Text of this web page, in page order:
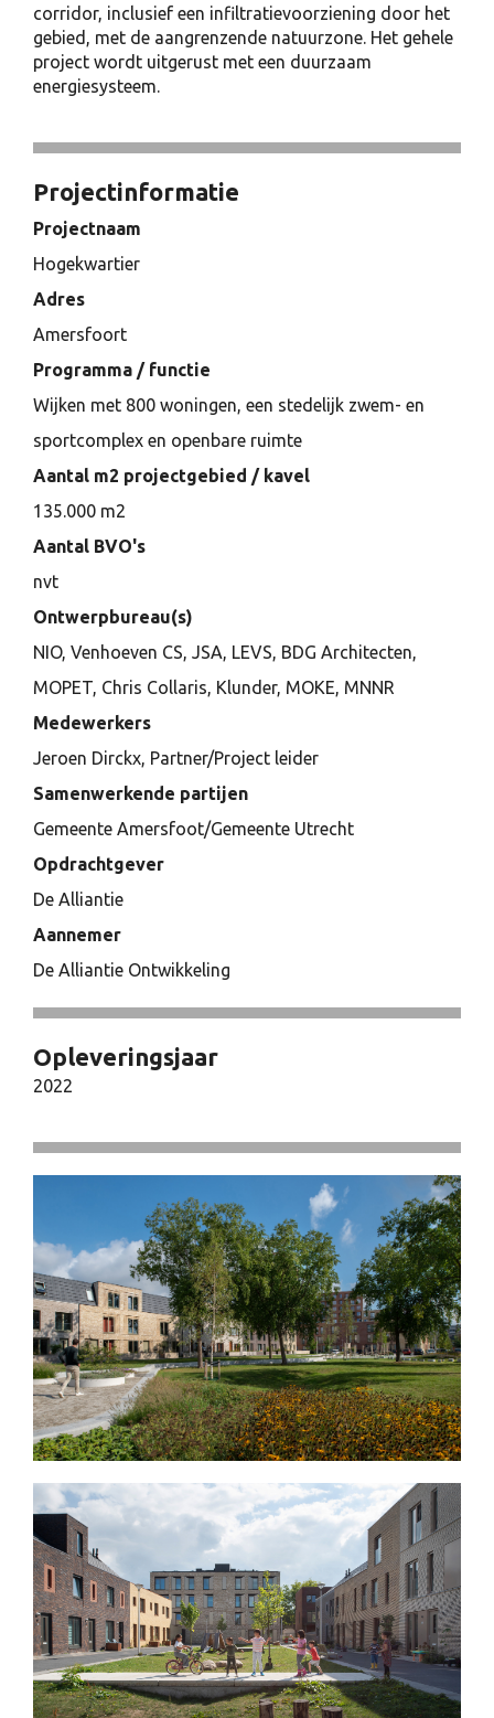
corridor, inclusief een infiltratievoorziening door het
gebied, met de aangrenzende natuurzone. Het gehele
project wordt uitgerust met een duurzaam
energiesysteem.
Projectinformatie
Projectnaam
Hogekwartier
Adres
Amersfoort
Programma / functie
Wijken met 800 woningen, een stedelijk zwem- en
sportcomplex en openbare ruimte
Aantal m2 projectgebied / kavel
135.000 m2
Aantal BVO's
nvt
Ontwerpbureau(s)
NIO, Venhoeven CS, JSA, LEVS, BDG Architecten,
MOPET, Chris Collaris, Klunder, MOKE, MNNR
Medewerkers
Jeroen Dirckx, Partner/Project leider
Samenwerkende partijen
Gemeente Amersfoot/Gemeente Utrecht
Opdrachtgever
De Alliantie
Aannemer
De Alliantie Ontwikkeling
Opleveringsjaar
2022